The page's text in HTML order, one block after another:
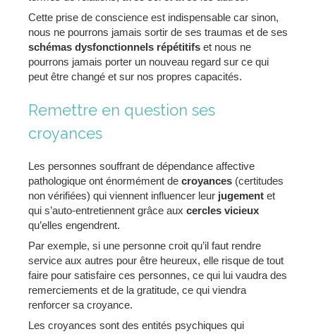
Cette prise de conscience est indispensable car sinon,
nous ne pourrons jamais sortir de ses traumas et de ses
schémas dysfonctionnels répétitifs et nous ne
pourrons jamais porter un nouveau regard sur ce qui
peut être changé et sur nos propres capacités.
Remettre en question ses
croyances
Les personnes souffrant de dépendance affective
pathologique ont énormément de croyances (certitudes
non vérifiées) qui viennent influencer leur jugement et
qui s’auto-entretiennent grâce aux cercles vicieux
qu’elles engendrent.
Par exemple, si une personne croit qu’il faut rendre
service aux autres pour être heureux, elle risque de tout
faire pour satisfaire ces personnes, ce qui lui vaudra des
remerciements et de la gratitude, ce qui viendra
renforcer sa croyance.
Les croyances sont des entités psychiques qui